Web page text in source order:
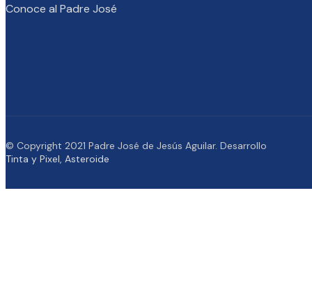
Conoce al Padre José
© Copyright 2021 Padre José de Jesús Aguilar. Desarrollo
Tinta y Pixel Asteroide